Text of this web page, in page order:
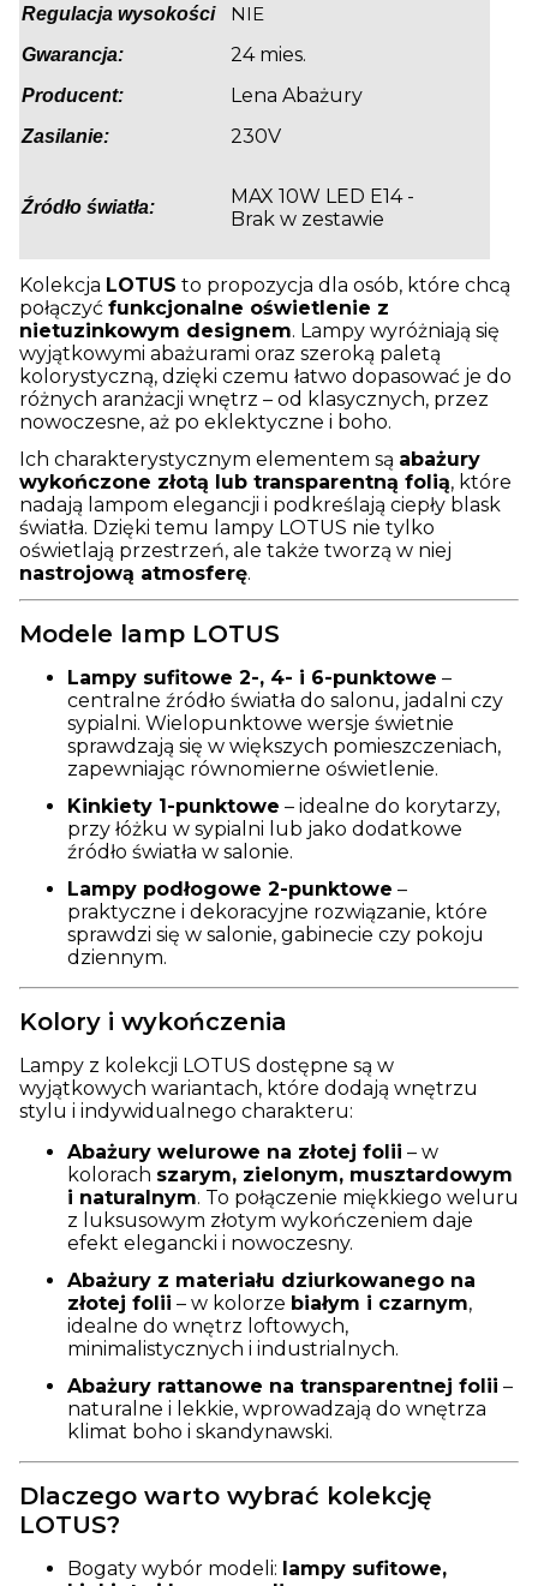
Regulacja wysokości NIE
Gwarancja: 24 mies.
Producent: Lena Abażury
Zasilanie: 230V
Źródło światła:
MAX 10W LED E14 -
Brak w zestawie
Kolekcja LOTUS to propozycja dla osób, które chcą
połączyć funkcjonalne oświetlenie z
nietuzinkowym designem. Lampy wyróżniają się
wyjątkowymi abażurami oraz szeroką paletą
kolorystyczną, dzięki czemu łatwo dopasować je do
różnych aranżacji wnętrz – od klasycznych, przez
nowoczesne, aż po eklektyczne i boho.
Ich charakterystycznym elementem są abażury
wykończone złotą lub transparentną folią, które
nadają lampom elegancji i podkreślają ciepły blask
światła. Dzięki temu lampy LOTUS nie tylko
oświetlają przestrzeń, ale także tworzą w niej
nastrojową atmosferę.
Modele lamp LOTUS
Lampy sufitowe 2-, 4- i 6-punktowe –
centralne źródło światła do salonu, jadalni czy
sypialni. Wielopunktowe wersje świetnie
sprawdzają się w większych pomieszczeniach,
zapewniając równomierne oświetlenie.
Kinkiety 1-punktowe – idealne do korytarzy,
przy łóżku w sypialni lub jako dodatkowe
źródło światła w salonie.
Lampy podłogowe 2-punktowe –
praktyczne i dekoracyjne rozwiązanie, które
sprawdzi się w salonie, gabinecie czy pokoju
dziennym.
Kolory i wykończenia
Lampy z kolekcji LOTUS dostępne są w
wyjątkowych wariantach, które dodają wnętrzu
stylu i indywidualnego charakteru:
Abażury welurowe na złotej folii – w
kolorach szarym, zielonym, musztardowym
i naturalnym. To połączenie miękkiego weluru
z luksusowym złotym wykończeniem daje
efekt elegancki i nowoczesny.
Abażury z materiału dziurkowanego na
złotej folii – w kolorze białym i czarnym,
idealne do wnętrz loftowych,
minimalistycznych i industrialnych.
Abażury rattanowe na transparentnej folii –
naturalne i lekkie, wprowadzają do wnętrza
klimat boho i skandynawski.
Dlaczego warto wybrać kolekcję
LOTUS?
Bogaty wybór modeli: lampy sufitowe,